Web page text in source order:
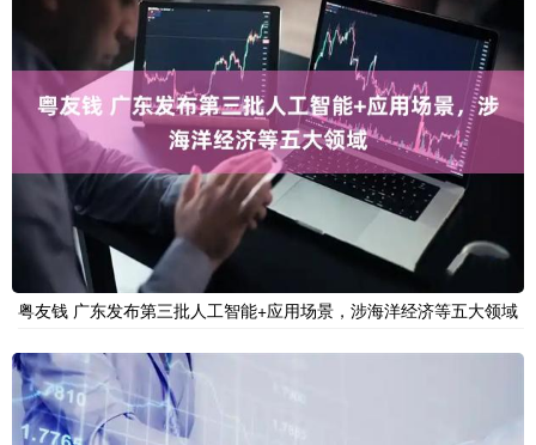
粤友钱 广东发布第三批人工智能+应用场景，涉海洋经济等五大领域